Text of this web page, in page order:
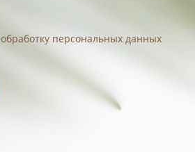
обработку персональных данных